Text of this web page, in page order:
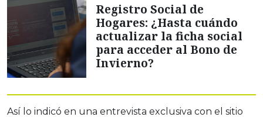
Registro Social de
Hogares: ¿Hasta cuándo
actualizar la ficha social
para acceder al Bono de
Invierno?
Así lo indicó en una entrevista exclusiva con el sitio